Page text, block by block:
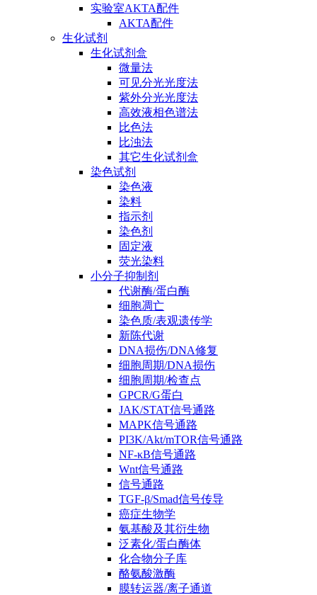
实验室AKTA配件
AKTA配件
生化试剂
生化试剂盒
微量法
可见分光光度法
紫外分光光度法
高效液相色谱法
比色法
比浊法
其它生化试剂盒
染色试剂
染色液
染料
指示剂
染色剂
固定液
荧光染料
小分子抑制剂
代谢酶/蛋白酶
细胞凋亡
染色质/表观遗传学
新陈代谢
DNA损伤/DNA修复
细胞周期/DNA损伤
细胞周期/检查点
GPCR/G蛋白
JAK/STAT信号通路
MAPK信号通路
PI3K/Akt/mTOR信号通路
NF-κB信号通路
Wnt信号通路
信号通路
TGF-β/Smad信号传导
癌症生物学
氨基酸及其衍生物
泛素化/蛋白酶体
化合物分子库
酪氨酸激酶
膜转运器/离子通道